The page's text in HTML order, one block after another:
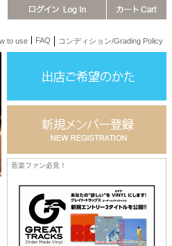
to use FAQ コンディション/Grading Policy
音楽ファン必見！